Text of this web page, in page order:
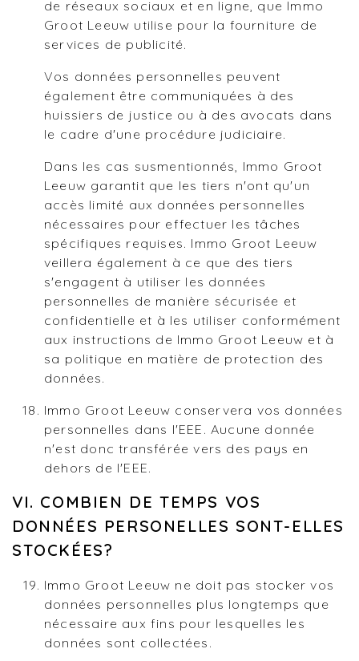
de réseaux sociaux et en ligne, que Immo
Groot Leeuw utilise pour la fourniture de
services de publicité.
Vos données personnelles peuvent
également être communiquées à des
huissiers de justice ou à des avocats dans
le cadre d'une procédure judiciaire.
Dans les cas susmentionnés, Immo Groot
Leeuw garantit que les tiers n'ont qu'un
accès limité aux données personnelles
nécessaires pour effectuer les tâches
spécifiques requises. Immo Groot Leeuw
veillera également à ce que des tiers
s'engagent à utiliser les données
personnelles de manière sécurisée et
confidentielle et à les utiliser conformément
aux instructions de Immo Groot Leeuw et à
sa politique en matière de protection des
données.
Immo Groot Leeuw conservera vos données
personnelles dans l'EEE. Aucune donnée
n'est donc transférée vers des pays en
dehors de l'EEE.
VI. COMBIEN DE TEMPS VOS
DONNÉES PERSONELLES SONT-ELLES
STOCKÉES?
Immo Groot Leeuw ne doit pas stocker vos
données personnelles plus longtemps que
nécessaire aux fins pour lesquelles les
données sont collectées.